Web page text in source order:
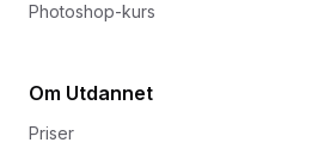
Photoshop-kurs
Om Utdannet
Priser